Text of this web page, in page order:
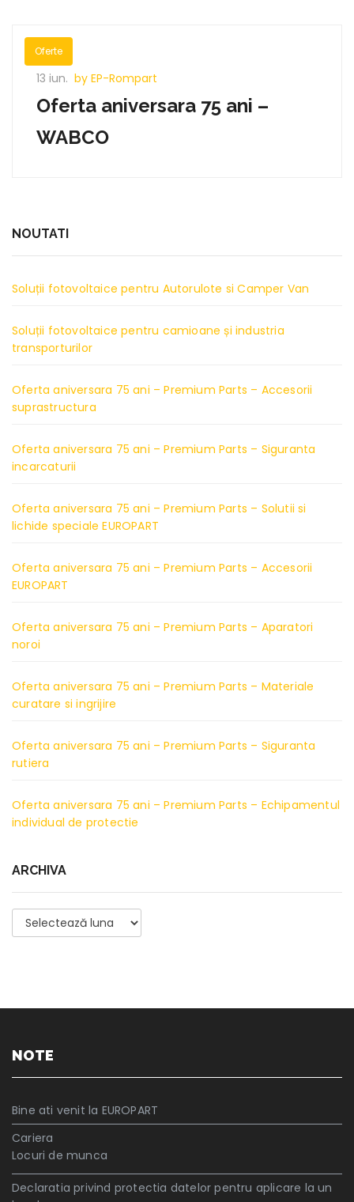
Oferte
13 iun. by EP-Rompart
Oferta aniversara 75 ani –
WABCO
NOUTATI
Soluții fotovoltaice pentru Autorulote si Camper Van
Soluții fotovoltaice pentru camioane și industria
transporturilor
Oferta aniversara 75 ani – Premium Parts – Accesorii
suprastructura
Oferta aniversara 75 ani – Premium Parts – Siguranta
incarcaturii
Oferta aniversara 75 ani – Premium Parts – Solutii si
lichide speciale EUROPART
Oferta aniversara 75 ani – Premium Parts – Accesorii
EUROPART
Oferta aniversara 75 ani – Premium Parts – Aparatori
noroi
Oferta aniversara 75 ani – Premium Parts – Materiale
curatare si ingrijire
Oferta aniversara 75 ani – Premium Parts – Siguranta
rutiera
Oferta aniversara 75 ani – Premium Parts – Echipamentul
individual de protectie
ARCHIVA
Archiva
NOTE
Bine ati venit la EUROPART
Cariera
Locuri de munca
Declaratia privind protectia datelor pentru aplicare la un